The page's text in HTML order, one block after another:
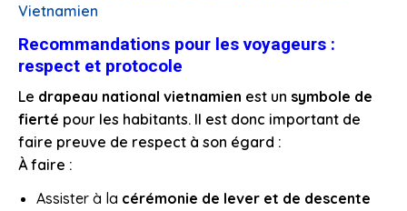
Vietnamien
Recommandations pour les voyageurs :
respect et protocole
Le drapeau national vietnamien est un symbole de
fierté pour les habitants. Il est donc important de
faire preuve de respect à son égard :
À faire :
Assister à la cérémonie de lever et de descente